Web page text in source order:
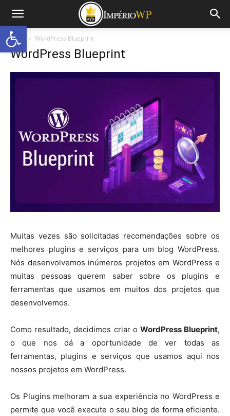
Início WordPress Blueprint
WordPress Blueprint
Muitas vezes são solicitadas recomendações sobre os
melhores plugins e serviços para um blog WordPress.
Nós desenvolvemos inúmeros projetos em WordPress e
muitas pessoas querem saber sobre os plugins e
ferramentas que usamos em muitos dos projetos que
desenvolvemos.
Como resultado, decidimos criar o WordPress Blueprint,
o que nos dá a oportunidade de ver todas as
ferramentas, plugins e serviços que usamos aqui nos
nossos projetos em WordPress.
Os Plugins melhoram a sua experiência no WordPress e
permite que você execute o seu blog de forma eficiente.
Abrir a barra de ferramentas